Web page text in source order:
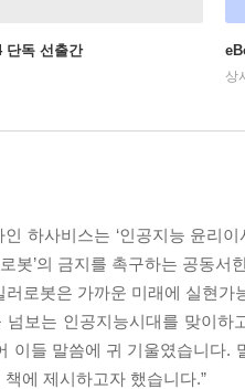
단독 선출간
상
인 하사비스는 ‘인공지능 윤리
봇’의 금지를 촉구하는 공동
러로봇은 가까운 미래에 실현
넘보는 인공지능시대를 맞이
이들 말씀에 귀 기울였습니다.
에 제시하고자 했습니다.”